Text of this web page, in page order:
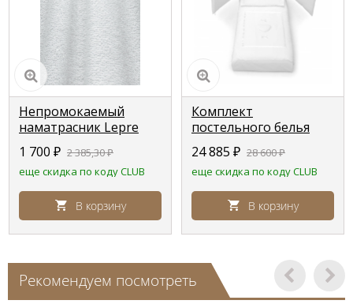
Непромокаемый
наматрасник Lepre
для кроваток Pali
1 700 ₽ 2 385,30₽
еще скидка по коду CLUB
В корзину
Комплект
постельного белья
Erbesi Dolce белый
24 885 ₽ 28 600₽
еще скидка по коду CLUB
В корзину
Рекомендуем посмотреть